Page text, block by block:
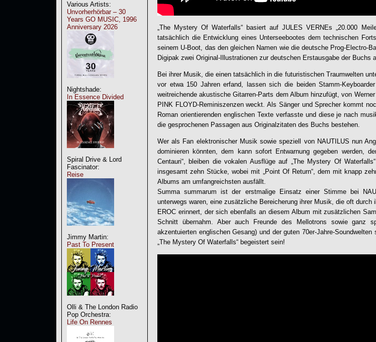
Various Artists:
Unvorherhörbar – 30
Years GO MUSIC, 1996
Anniversary 2026
Nightshade:
In Essence Divided
Spiral Drive & Lord
Fascinator:
Reise
Jimmy Martin:
Past To Present
Olli & The London Radio
Pop Orchestra:
Life On Rennes
The Mystery Of Waterfalls“ basiert auf JULES VERNEs „20.000
tatsächlich die Entwicklung eines Unterseebootes dem technischen
seinem U-Boot, das den gleichen Namen wie die deutsche Prog-Electro-
Digipak zwei Original-Illustrationen zur deutschen Erstausgabe der Buchs
Bei ihrer Musik, die einen tatsächlich in die futuristischen Traumwelten
vor etwa 150 Jahren erfand, lassen sich die beiden Stamm-
weitreichende akustische Gitarren-Parts dem Album hinzufügt, von
PINK FLOYD-Reminiszenzen weckt. Als Sänger und Sprecher kommt
Roman orientierenden englischen Texte verfasste und diese je nach
die gesprochenen Passagen aus Originalzitaten des Buchs bestehen.
Wer als Fan elektronischer Musik sowie speziell von NAUTILUS nun
dominieren könnten, dem kann sofort Entwarnung gegeben werden,
Centauri“, bleiben die vokalen Ausflüge auf „The Mystery Of Waterfalls
insgesamt zehn Stücke, wobei mit „Point Of Return“, dem mit knapp
Albums am umfangreichsten ausfällt.
Summa summarum ist der erstmalige Einsatz einer Stimme bei
unterwegs waren, eine zusätzliche Bereicherung ihrer Musik, die oft
EROC erinnert, der sich ebenfalls an diesem Album mit zusätzlichen
Schnitt übernahm. Aber auch Freunde des Mellotrons sowie ganz
akzentuierten englischen Gesang) und der guten 70er-Jahre-
„The Mystery Of Waterfalls“ begeistert sein!